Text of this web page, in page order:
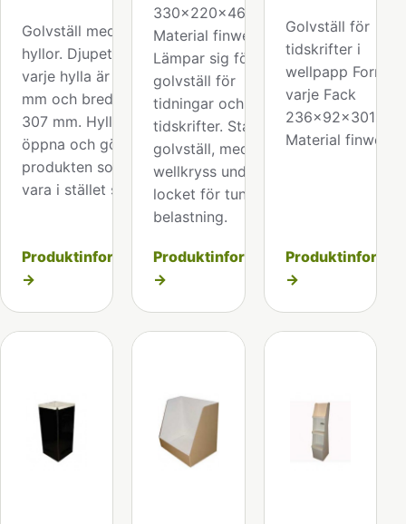
Golvställ med 1-6 st
hyllor. Djupet på
varje hylla är 200
mm och bredden
307 mm. Hyllorna är
öppna och gör
produkten som ska
vara i stället synligt.
Produktinformation
→
330x220x465 mm.
Material finwell.
Lämpar sig för A5
golvställ för
tidningar och
tidskrifter. Stadigt
golvställ, med ett
wellkryss under
locket för tung
belastning.
Produktinformation
→
Golvställ för
tidskrifter i
wellpapp Format
varje Fack
236x92x301mm
Material finwell.
→